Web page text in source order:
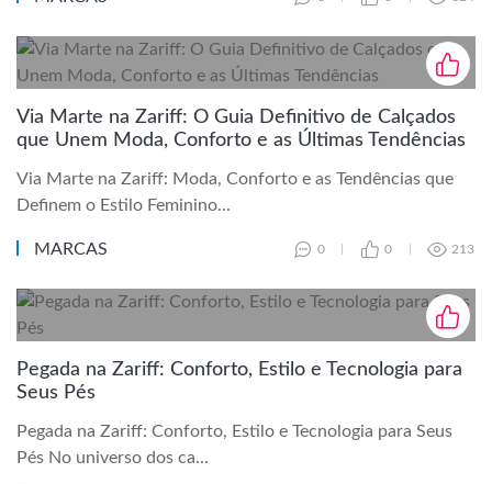
Via Marte na Zariff: O Guia Definitivo de Calçados
que Unem Moda, Conforto e as Últimas Tendências
Via Marte na Zariff: Moda, Conforto e as Tendências que
Definem o Estilo Feminino...
MARCAS 0 0 213
Pegada na Zariff: Conforto, Estilo e Tecnologia para
Seus Pés
Pegada na Zariff: Conforto, Estilo e Tecnologia para Seus
Pés No universo dos ca...